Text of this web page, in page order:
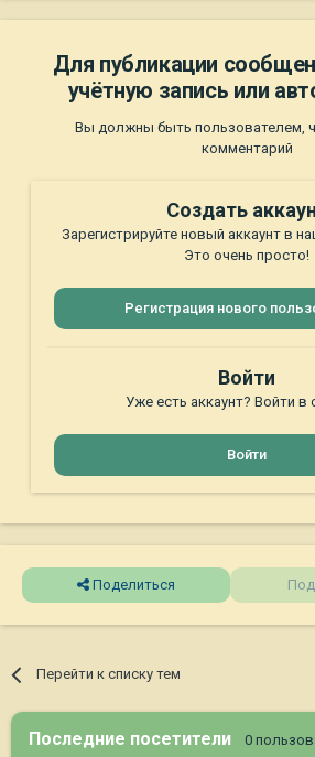
Для публикации
учётную запись или
Вы должны быть пользователем,
комментарий
Создать
Зарегистрируйте новый аккаунт в
Это очень просто!
Регистрация нового
Войти
Уже есть аккаунт? Войти в
Войти
Поделиться
Перейти к списку тем
Последние посетители 0